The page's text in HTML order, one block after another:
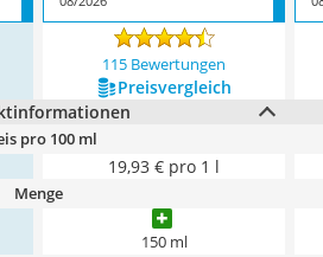
115 Bewertungen
Preis­vergleich
pro 100 ml
19,93 € pro 1 l
Menge
150 ml